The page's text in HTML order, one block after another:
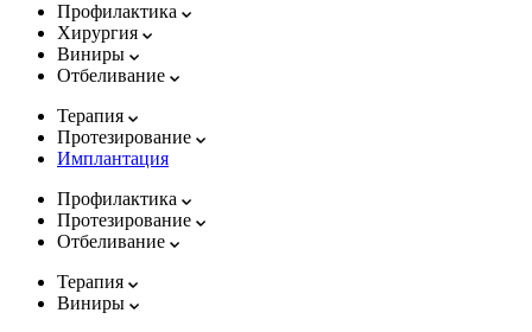
Профилактика
Хирургия
Виниры
Отбеливание
Терапия
Протезирование
Имплантация
Профилактика
Протезирование
Отбеливание
Терапия
Виниры